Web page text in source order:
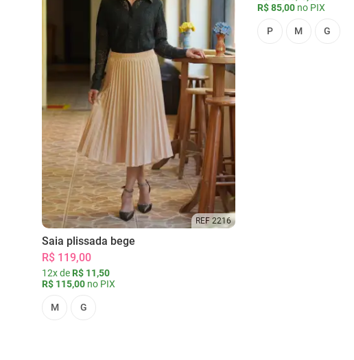
REF 2216
Saia plissada bege
R$ 119,00
12x de R$ 11,50
R$ 115,00 no PIX
M G
R$ 85,00no PIX
P M G